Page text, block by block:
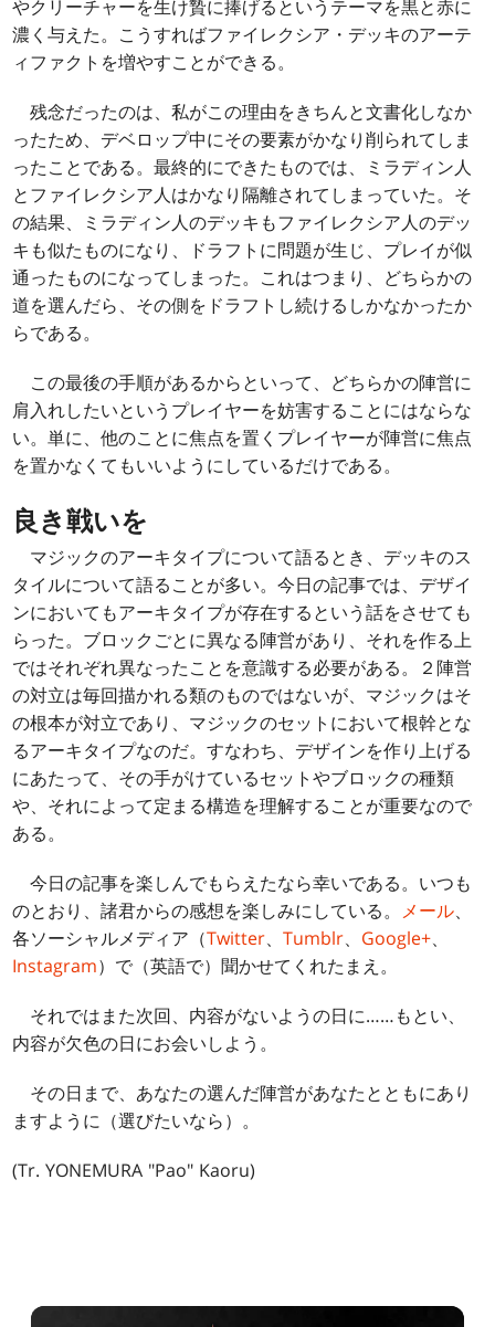
やクリーチャーを生け贄に捧げるというテーマを黒と赤に
濃く与えた。こうすればファイレクシア・デッキのアーテ
ィファクトを増やすことができる。
残念だったのは、私がこの理由をきちんと文書化しなか
ったため、デベロップ中にその要素がかなり削られてしま
ったことである。最終的にできたものでは、ミラディン人
とファイレクシア人はかなり隔離されてしまっていた。そ
の結果、ミラディン人のデッキもファイレクシア人のデッ
キも似たものになり、ドラフトに問題が生じ、プレイが似
通ったものになってしまった。これはつまり、どちらかの
道を選んだら、その側をドラフトし続けるしかなかったか
らである。
この最後の手順があるからといって、どちらかの陣営に
肩入れしたいというプレイヤーを妨害することにはならな
い。単に、他のことに焦点を置くプレイヤーが陣営に焦点
を置かなくてもいいようにしているだけである。
良き戦いを
マジックのアーキタイプについて語るとき、デッキのス
タイルについて語ることが多い。今日の記事では、デザイ
ンにおいてもアーキタイプが存在するという話をさせても
らった。ブロックごとに異なる陣営があり、それを作る上
ではそれぞれ異なったことを意識する必要がある。２陣営
の対立は毎回描かれる類のものではないが、マジックはそ
の根本が対立であり、マジックのセットにおいて根幹とな
るアーキタイプなのだ。すなわち、デザインを作り上げる
にあたって、その手がけているセットやブロックの種類
や、それによって定まる構造を理解することが重要なので
ある。
今日の記事を楽しんでもらえたなら幸いである。いつも
のとおり、諸君からの感想を楽しみにしている。 メール、
各ソーシャルメディア（Twitter、Tumblr、 Google+、
Instagram）で（英語で）聞かせてくれたまえ。
それではまた次回、内容がないようの日に……もとい、
内容が欠色の日にお会いしよう。
その日まで、あなたの選んだ陣営があなたとともにあり
ますように（選びたいなら）。
(Tr. YONEMURA "Pao" Kaoru)